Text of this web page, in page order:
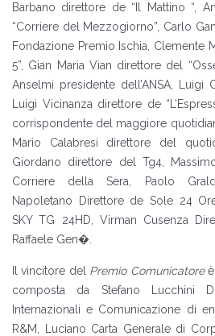
Barbano direttore de “Il Mattino “,
“Corriere del Mezzogiorno”, Carlo
Fondazione Premio Ischia, Clemente
5”, Gian Maria Vian direttore del
Anselmi presidente dell’ANSA, Luigi
Luigi Vicinanza direttore de
corrispondente del maggiore
Mario Calabresi direttore del
Giordano direttore del Tg4,
Corriere della Sera, Paolo
Napoletano Direttore de Sole 24
SKY TG 24HD, Virman Cusenza
Raffaele Gen�.
Il vincitore del Premio Comunicatore
composta da Stefano Lucchini
Internazionali e Comunicazione di
R&M, Luciano Carta Generale di